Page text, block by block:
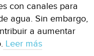
con canales para
agua. Sin embargo,
a aumentar
Leer más